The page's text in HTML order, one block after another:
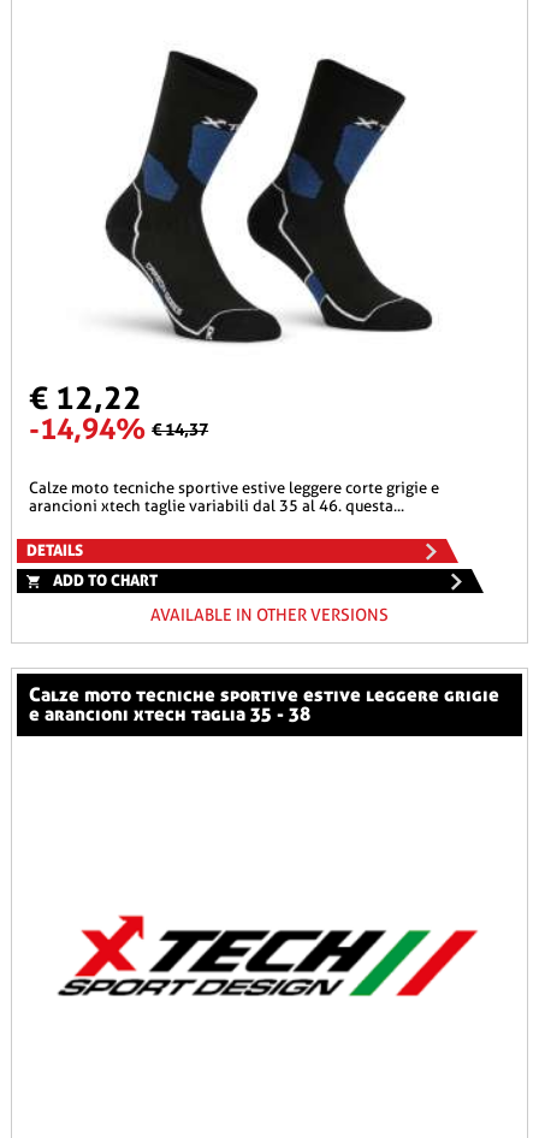
€ 12,22
-14,94% € 14,37
calze moto tecniche sportive estive leggere corte grigie e
arancioni xtech taglie variabili dal 35 al 46. questa...
DETAILS
ADD TO CHART
AVAILABLE IN OTHER VERSIONS
calze moto tecniche sportive estive leggere grigie
e arancioni xtech taglia 35 - 38